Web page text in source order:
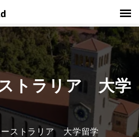
トラリア 大学
ーストラリア 大学留学